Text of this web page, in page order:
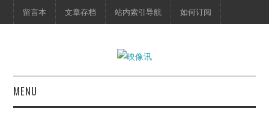
留言本 文章存档 站内索引导航 如何订阅
MENU